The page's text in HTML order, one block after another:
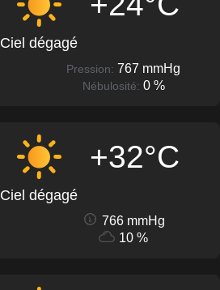
Ciel dégagé
Pression: 767 mmHg
Nébulosité: 0 %
+32°C
Ciel dégagé
766 mmHg
10 %